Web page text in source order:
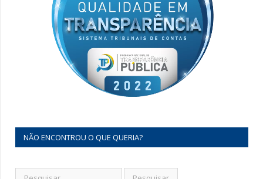
NÃO ENCONTROU O QUE QUERIA?